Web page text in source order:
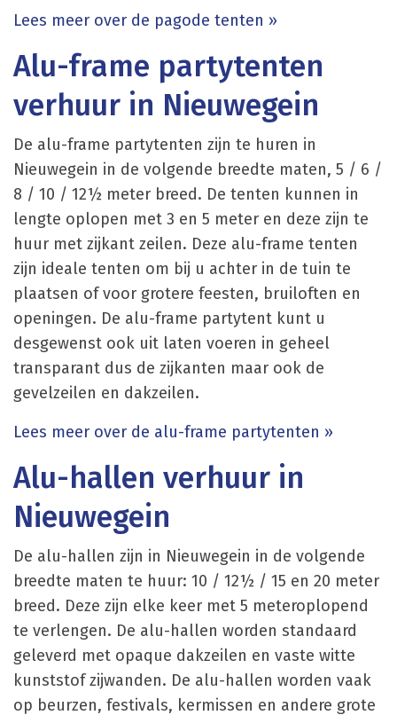
Lees meer over de pagode tenten »
Alu-frame partytenten
verhuur in Nieuwegein
De alu-frame partytenten zijn te huren in
Nieuwegein in de volgende breedte maten, 5 / 6 /
8 / 10 / 12½ meter breed. De tenten kunnen in
lengte oplopen met 3 en 5 meter en deze zijn te
huur met zijkant zeilen. Deze alu-frame tenten
zijn ideale tenten om bij u achter in de tuin te
plaatsen of voor grotere feesten, bruiloften en
openingen. De alu-frame partytent kunt u
desgewenst ook uit laten voeren in geheel
transparant dus de zijkanten maar ook de
gevelzeilen en dakzeilen.
Lees meer over de alu-frame partytenten »
Alu-hallen verhuur in
Nieuwegein
De alu-hallen zijn in Nieuwegein in de volgende
breedte maten te huur: 10 / 12½ / 15 en 20 meter
breed. Deze zijn elke keer met 5 meteroplopend
te verlengen. De alu-hallen worden standaard
geleverd met opaque dakzeilen en vaste witte
kunststof zijwanden. De alu-hallen worden vaak
op beurzen, festivals, kermissen en andere grote